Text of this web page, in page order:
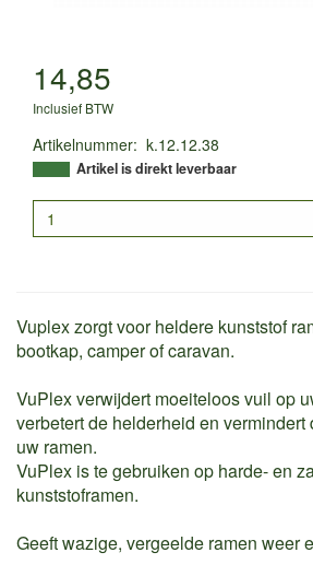
14,85
Inclusief BTW
Artikelnummer: k.12.12.38
Artikel is direkt leverbaar
Vuplex zorgt voor heldere kunststof
bootkap, camper of caravan.
VuPlex verwijdert moeiteloos vuil op
verbetert de helderheid en vermindert
uw ramen.
VuPlex is te gebruiken op harde- en
kunststoframen.
Geeft wazige, vergeelde ramen weer